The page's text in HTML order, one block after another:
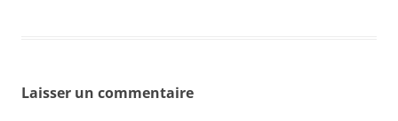
Laisser un commentaire